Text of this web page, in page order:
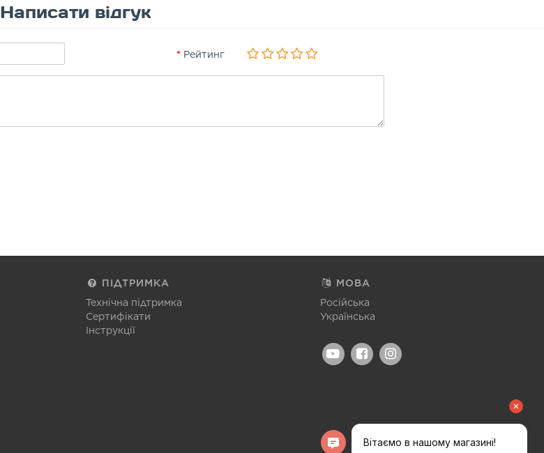
Написати відгук
Рейтинг
ПІДТРИМКА
Технічна підтримка
Сертифікати
Інструкції
МОВА
Російська
Українська